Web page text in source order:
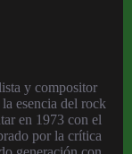
y compositor
esencia del rock
en 1973 con el
por la crítica